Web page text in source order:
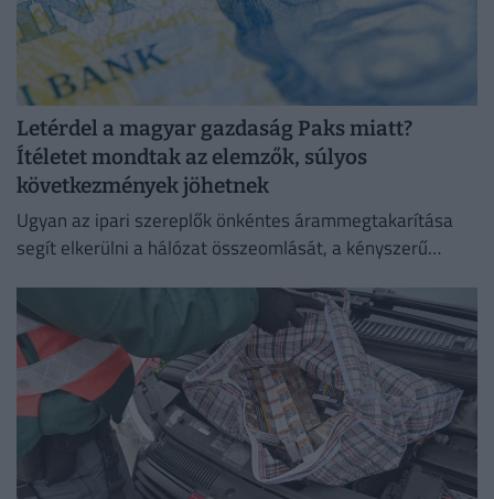
Letérdel a magyar gazdaság Paks miatt?
Ítéletet mondtak az elemzők, súlyos
következmények jöhetnek
Ugyan az ipari szereplők önkéntes árammegtakarítása
segít elkerülni a hálózat összeomlását, a kényszerű
is csökkenthetik a...